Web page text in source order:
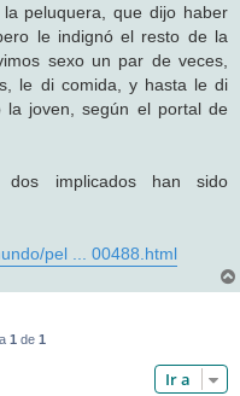
peluquera, que dijo haber
le indignó el resto de la
sexo un par de veces,
le di comida, y hasta le di
la joven, según el portal de
implicados han sido
pel ... 00488.html
1 de 1
Ir a